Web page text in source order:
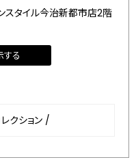
スタイル今治新都市店2階
する
クション /